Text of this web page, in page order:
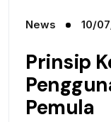
News 10/
Prinsip
Pemula